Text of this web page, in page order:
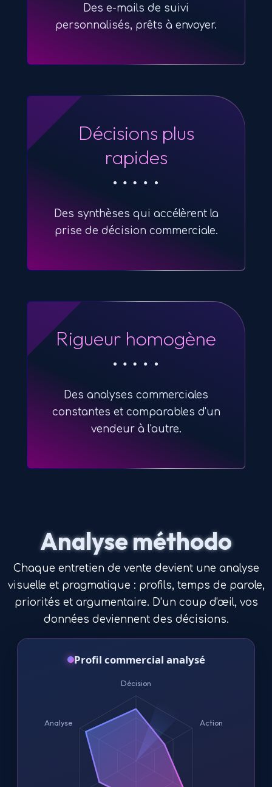
Des e-mails de suivi
personnalisés, prêts à envoyer.
Décisions plus
rapides
Des synthèses qui accélèrent la
prise de décision commerciale.
Rigueur homogène
Des analyses commerciales
constantes et comparables d'un
vendeur à l'autre.
Analyse méthodo
Chaque entretien de vente devient une analyse
visuelle et pragmatique : profils, temps de parole,
priorités et argumentaire. D'un coup d'œil, vos
données deviennent des décisions.
Profil commercial analysé
Décision
Action
Analyse